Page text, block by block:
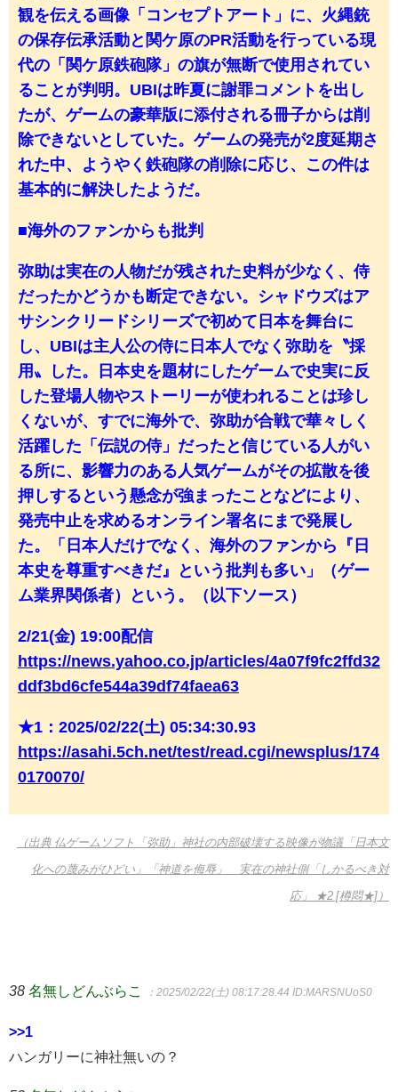
観を伝える画像「コンセプトアート」に、火縄銃
の保存伝承活動と関ケ原のPR活動を行っている現
代の「関ケ原鉄砲隊」の旗が無断で使用されてい
ることが判明。UBIは昨夏に謝罪コメントを出し
たが、ゲームの豪華版に添付される冊子からは削
除できないとしていた。ゲームの発売が2度延期さ
れた中、ようやく鉄砲隊の削除に応じ、この件は
基本的に解決したようだ。
■海外のファンからも批判
弥助は実在の人物だが残された史料が少なく、侍
だったかどうかも断定できない。シャドウズはア
サシンクリードシリーズで初めて日本を舞台に
し、UBIは主人公の侍に日本人でなく弥助を〝採
用〟した。日本史を題材にしたゲームで史実に反
した登場人物やストーリーが使われることは珍し
くないが、すでに海外で、弥助が合戦で華々しく
活躍した「伝説の侍」だったと信じている人がい
る所に、影響力のある人気ゲームがその拡散を後
押しするという懸念が強まったことなどにより、
発売中止を求めるオンライン署名にまで発展し
た。「日本人だけでなく、海外のファンから『日
本史を尊重すべきだ』という批判も多い」（ゲー
ム業界関係者）という。（以下ソース）
2/21(金) 19:00配信
https://news.yahoo.co.jp/articles/4a07f9fc2ffd32
ddf3bd6cfe544a39df74faea63
★1：2025/02/22(土) 05:34:30.93
https://asahi.5ch.net/test/read.cgi/newsplus/174
0170070/
（出典 仏ゲームソフト「弥助」神社の内部破壊する映像が物議「日本文
化への蔑みがひどい」「神道を侮辱」 実在の神社側「しかるべき対
応」 ★2 [樽悶★]）
38 名無しどんぶらこ ：2025/02/22(土) 08:17:28.44 ID:MARSNUoS0
>>1
ハンガリーに神社無いの？